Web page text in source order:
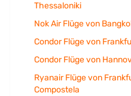
Thessaloniki
Nok Air Flüge von
Condor Flüge von
Condor Flüge von
Ryanair Flüge von
Compostela